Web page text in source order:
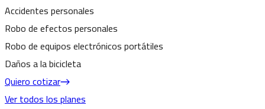
Accidentes personales
Robo de efectos personales
Robo de equipos electrónicos portátiles
Daños a la bicicleta
Quiero cotizar
Ver todos los planes